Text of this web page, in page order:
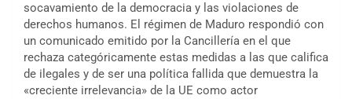
socavamiento de la democracia y las violaciones de
derechos humanos. El régimen de Maduro respondió con
un comunicado emitido por la Cancillería en el que
rechaza categóricamente estas medidas a las que califica
de ilegales y de ser una política fallida que demuestra la
«creciente irrelevancia» de la UE como actor